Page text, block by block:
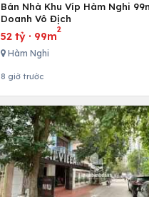
Bán Nhà Khu Víp Hàm Nghi
Doanh Vô Địch
52 tỷ· 99m
2
Hàm Nghi
8 giờ trước